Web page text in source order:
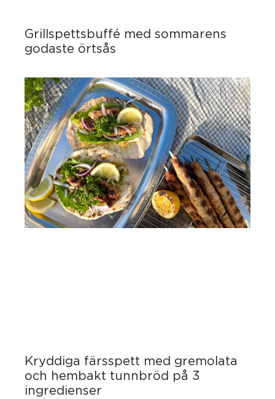
Grillspettsbuffé med sommarens
godaste örtsås
Kryddiga färsspett med gremolata
och hembakt tunnbröd på 3
ingredienser